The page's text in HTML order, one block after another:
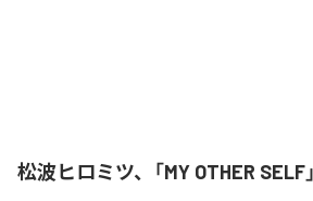
松波ヒロミツ、「MY OTHER SELF